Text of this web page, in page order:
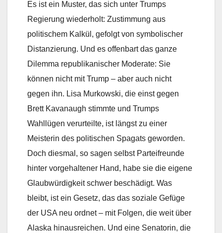
Es ist ein Muster, das sich unter Trumps
Regierung wiederholt: Zustimmung aus
politischem Kalkül, gefolgt von symbolischer
Distanzierung. Und es offenbart das ganze
Dilemma republikanischer Moderate: Sie
können nicht mit Trump – aber auch nicht
gegen ihn. Lisa Murkowski, die einst gegen
Brett Kavanaugh stimmte und Trumps
Wahllügen verurteilte, ist längst zu einer
Meisterin des politischen Spagats geworden.
Doch diesmal, so sagen selbst Parteifreunde
hinter vorgehaltener Hand, habe sie die eigene
Glaubwürdigkeit schwer beschädigt. Was
bleibt, ist ein Gesetz, das das soziale Gefüge
der USA neu ordnet – mit Folgen, die weit über
Alaska hinausreichen. Und eine Senatorin, die